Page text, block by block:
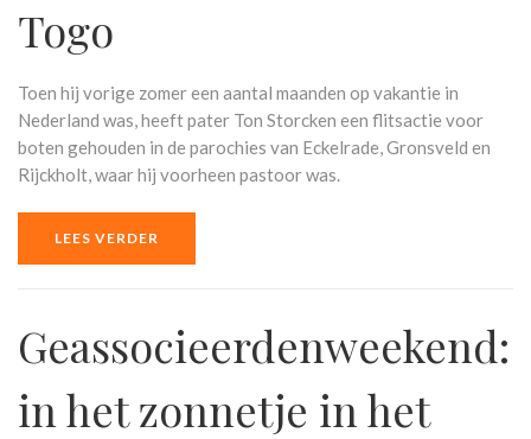
Togo
Toen hij vorige zomer een aantal maanden op vakantie in
Nederland was, heeft pater Ton Storcken een flitsactie voor
boten gehouden in de parochies van Eckelrade, Gronsveld en
Rijckholt, waar hij voorheen pastoor was.
LEES VERDER
Geassocieerdenweekend:
in het zonnetje in het